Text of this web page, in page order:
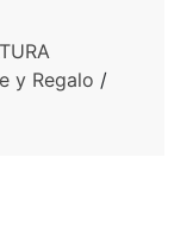
y Regalo /